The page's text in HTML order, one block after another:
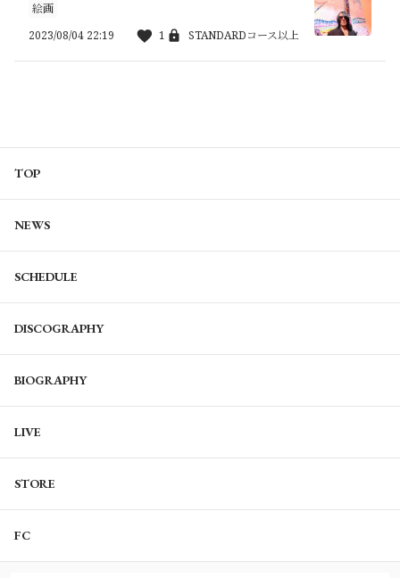
絵画
2023/08/04 22:19
1 STANDARDコース以上
TOP
NEWS
SCHEDULE
DISCOGRAPHY
BIOGRAPHY
LIVE
STORE
FC